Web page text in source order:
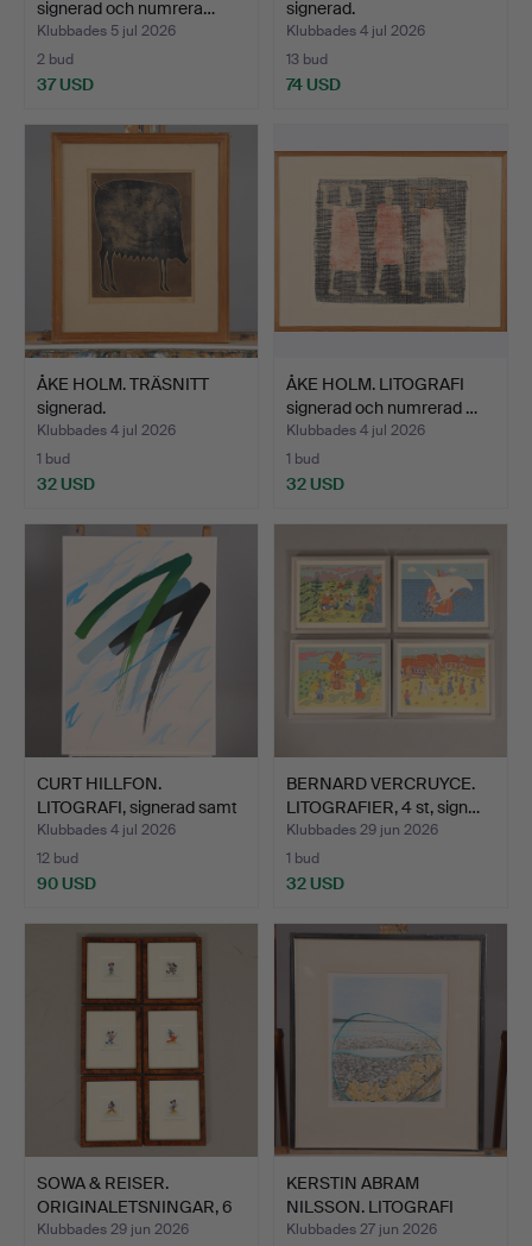
signerad och numrera…
Klubbades 5 jul 2026
2 bud
37 USD
signerad.
Klubbades 4 jul 2026
13 bud
74 USD
ÅKE HOLM. TRÄSNITT
signerad.
Klubbades 4 jul 2026
1 bud
32 USD
ÅKE HOLM. LITOGRAFI
signerad och numrerad …
Klubbades 4 jul 2026
1 bud
32 USD
CURT HILLFON.
LITOGRAFI, signerad samt
num…
Klubbades 4 jul 2026
12 bud
90 USD
BERNARD VERCRUYCE.
LITOGRAFIER, 4 st, sign…
Klubbades 29 jun 2026
1 bud
32 USD
SOWA & REISER.
ORIGINALETSNINGAR, 6
st, ha…
Klubbades 29 jun 2026
KERSTIN ABRAM
NILSSON. LITOGRAFI
signerad …
Klubbades 27 jun 2026